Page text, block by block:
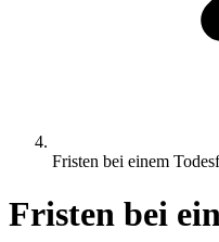
Fristen bei einem
Fristen bei